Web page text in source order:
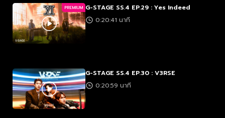
PREMIUM G-STAGE SS.4 EP.29 : Yes Indeed
0:20:41 นาที
G-STAGE SS.4 EP.30 : V3RSE
0:20:59 นาที